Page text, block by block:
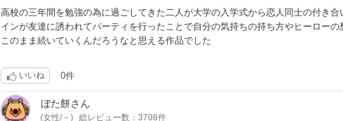
高校の三年間を勉強の為に過ごしてきた二人が大学の入学式から恋人同士の付き
インが友達に誘われてパーティを行ったことで自分の気持ちの持ち方やヒーロー
このまま続いていくんだろうなと思える作品でした
いいね 0件
ぼた餅さん
(女性/－) 総レビュー数：3708件